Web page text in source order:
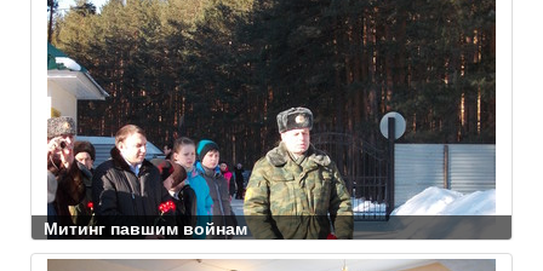
Митинг павшим войнам